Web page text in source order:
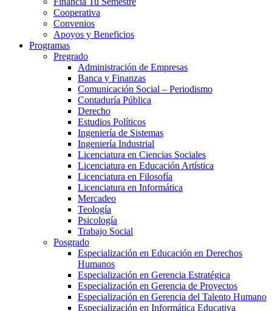
Cooperativa
Convenios
Apoyos y Beneficios
Programas
Pregrado
Administración de Empresas
Banca y Finanzas
Comunicación Social – Periodismo
Contaduría Pública
Derecho
Estudios Políticos
Ingeniería de Sistemas
Ingeniería Industrial
Licenciatura en Ciencias Sociales
Licenciatura en Educación Artística
Licenciatura en Filosofía
Licenciatura en Informática
Mercadeo
Teología
Psicología
Trabajo Social
Posgrado
Especialización en Educación en Derechos
Humanos
Especialización en Gerencia Estratégica
Especialización en Gerencia de Proyectos
Especialización en Gerencia del Talento Humano
Especialización en Informática Educativa